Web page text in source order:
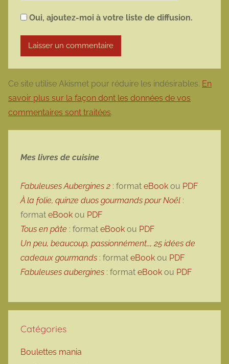
Oui, ajoutez-moi à votre liste de diffusion.
Ce site utilise Akismet pour réduire les indésirables. En
savoir plus sur la façon dont les données de vos
commentaires sont traitées.
Mes livres de cuisine
Fabuleuses Aubergines 2 : format eBook ou PDF
À la folie, quinze duos gourmands pour Noël :
format eBook ou PDF
Tous en pâte : format eBook ou PDF
Un peu, beaucoup, passionnément…, 25 idées de
cadeaux gourmands : format eBook ou PDF
Fabuleuses aubergines : format eBook ou PDF
Catégories
Boulettes mania